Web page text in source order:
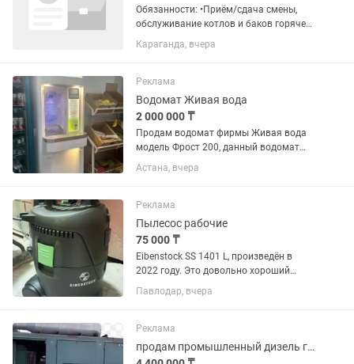
Обязанности: •Приём/сдача смены,
обслуживание котлов и баков горячей
воды •Растопка печей, контроль
давления в котле и температуры в
своевременная закачка баков...
Караганда, вчера
Реклама
Водомат Живая вода
2 000 000 ₸
Продам водомат фирмы Живая вода
модель Фрост 200, данный водомат
может размещать как в помещение так
и на улице. Все фильтра расположенны
водоподготовки. Данный водомат...
Астана, вчера
Реклама
Пылесос рабочие
75 000 ₸
Eibenstock SS 1401 L, произведён в
2022 году. Это довольно хороший
немецкий строительный пылесос
класса L для сухой и влажной уборки.
Павлодар, вчера
Реклама
продам промышленный дизель генератор 200 кВт